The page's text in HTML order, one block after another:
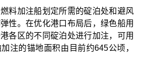
料加注船划定所需的碇泊处和避风
性。在优化港口布局后，绿色船用
各区的不同碇泊处进行加注，可用
注的锚地面积由目前约645公顷，